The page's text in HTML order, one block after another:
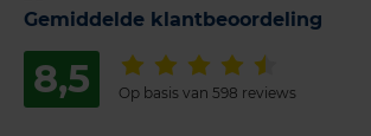
Gemiddelde klantbeoordeling
8,5 Op basis van 598 reviews